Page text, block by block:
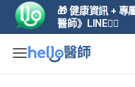
🎁 健康資訊 + 專
醫師》LINE👆🏼